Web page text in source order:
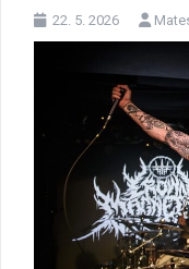
22. 5. 2026